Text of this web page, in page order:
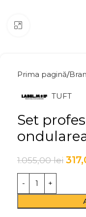
Prima pagină
TUFT
Set
1.055,00lei